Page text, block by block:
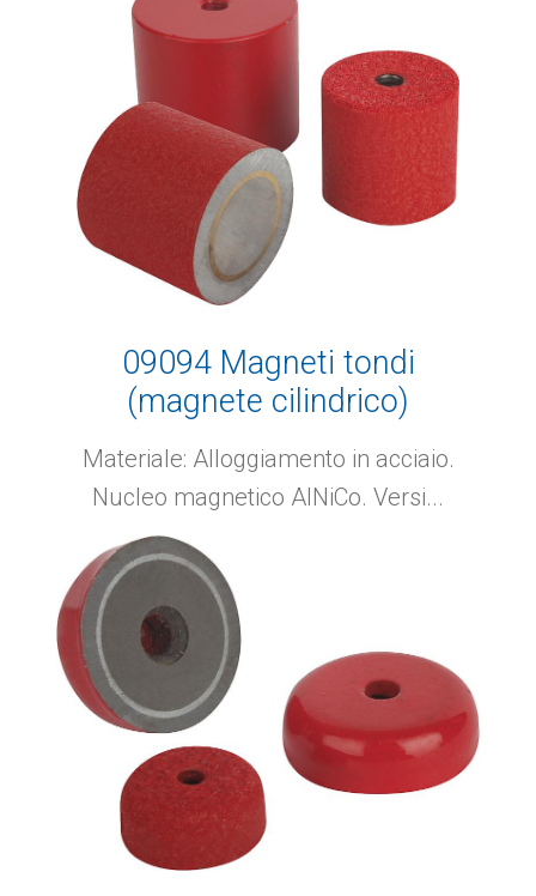
09094 Magneti tondi
(magnete cilindrico)
Materiale: Alloggiamento in acciaio.
Nucleo magnetico AlNiCo. Versi...